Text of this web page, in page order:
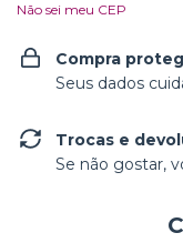
Não sei meu CEP
Compra
Seus dados
Trocas e
Se não gostar,